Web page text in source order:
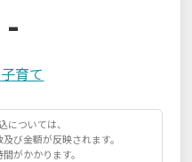
-
子育て
については、
び金額が反映されます。
がかかります。